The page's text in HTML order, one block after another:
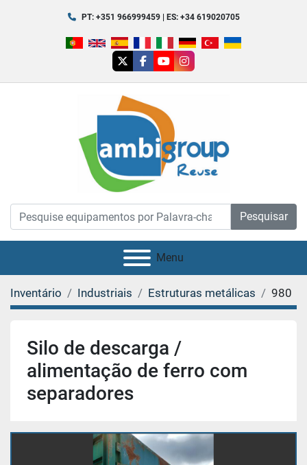
PT: +351 966999459 | ES: +34 619020705
twitterfacebook
youtubeinstagram
Pesquisar
Menu
Inventário Industriais Estruturas metálicas 980
Silo de descarga /
alimentação de ferro com
separadores